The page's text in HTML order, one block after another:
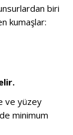
biri
kumaşlar:
ve yüzey
minimum